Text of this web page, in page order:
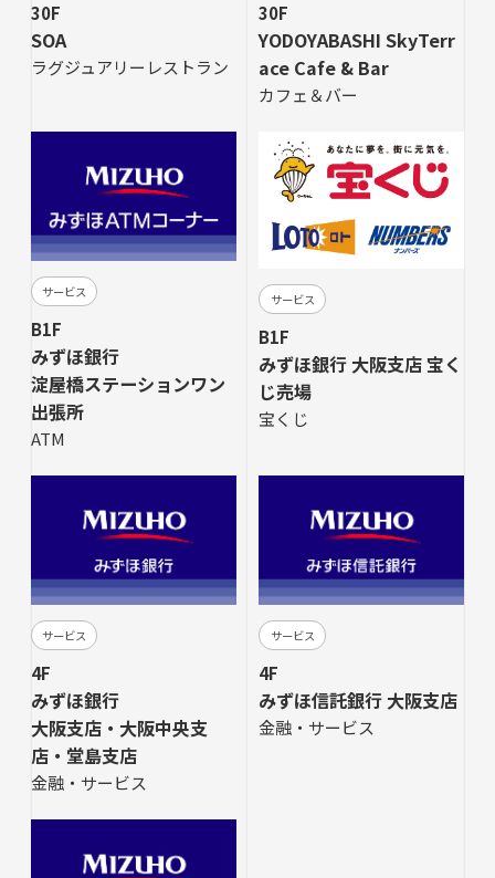
30F
SOA
ラグジュアリーレストラン
30F
YODOYABASHI SkyTerr
ace Cafe & Bar
カフェ＆バー
サービス
B1F
みずほ銀行
淀屋橋ステーションワン
出張所
ATM
サービス
B1F
みずほ銀行 大阪支店 宝く
じ売場
宝くじ
サービス
4F
みずほ銀行
大阪支店・大阪中央支
店・堂島支店
金融・サービス
サービス
4F
みずほ信託銀行 大阪支店
金融・サービス